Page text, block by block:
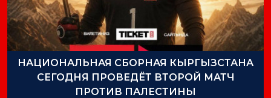
НАЦИОНАЛЬНАЯ СБОРНАЯ КЫРГЫЗСТАНА
СЕГОДНЯ ПРОВЕДЁТ ВТОРОЙ МАТЧ
ПРОТИВ ПАЛЕСТИНЫ